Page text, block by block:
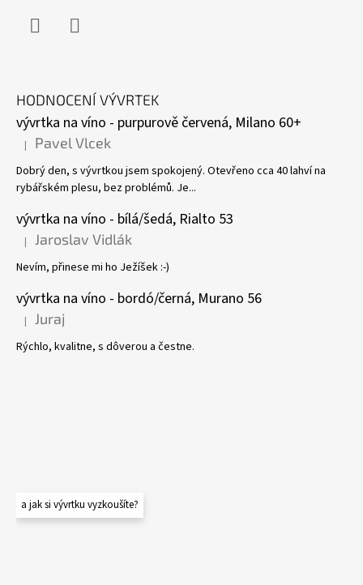
HODNOCENÍ VÝVRTEK
vývrtka na víno - purpurově červená, Milano 60+
Hodnocení produktu je 5 z 5 hvězdiček.
| Pavel Vlcek
Dobrý den, s vývrtkou jsem spokojený. Otevřeno cca 40 lahví na
rybářském plesu, bez problémů. Je...
vývrtka na víno - bílá/šedá, Rialto 53
Hodnocení produktu je 5 z 5 hvězdiček.
| Jaroslav Vidlák
Nevím, přinese mi ho Ježíšek :-)
vývrtka na víno - bordó/černá, Murano 56
Hodnocení produktu je 5 z 5 hvězdiček.
| Juraj
Rýchlo, kvalitne, s dôverou a čestne.
a jak si vývrtku vyzkoušíte?